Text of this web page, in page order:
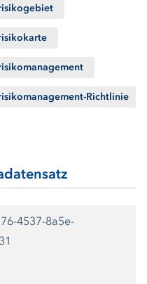
Richtlinie
4537-8a5e-